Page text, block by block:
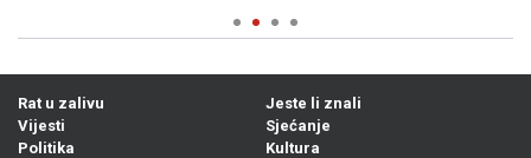
Rat u zalivu
Vijesti
Politika
Jeste li znali
Sjećanje
Kultura